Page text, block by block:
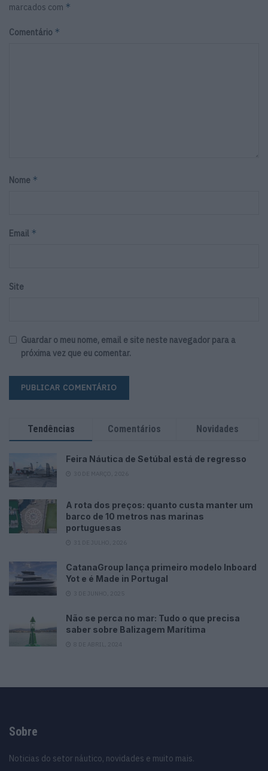
marcados com *
Comentário *
Nome *
Email *
Site
Guardar o meu nome, email e site neste navegador para a
próxima vez que eu comentar.
Tendências Comentários Novidades
Feira Náutica de Setúbal está de regresso
A rota dos preços: quanto custa manter um
barco de 10 metros nas marinas
portuguesas
CatanaGroup lança primeiro modelo Inboard
Yot e é Made in Portugal
Não se perca no mar: Tudo o que precisa
saber sobre Balizagem Marítima
Sobre
Noticias do setor náutico, novidades e muito mais.